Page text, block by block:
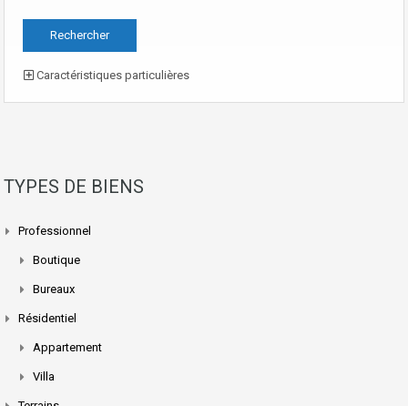
Caractéristiques particulières
TYPES DE BIENS
Professionnel
Boutique
Bureaux
Résidentiel
Appartement
Villa